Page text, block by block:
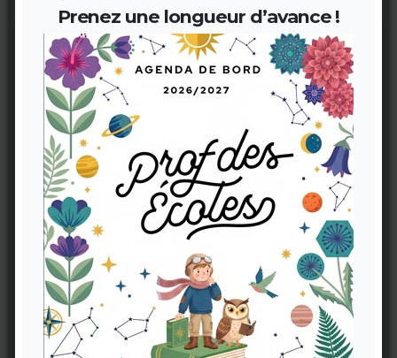
Carnet Prof des écoles (V1)
11,90 €
Prenez une longueur d’avance !